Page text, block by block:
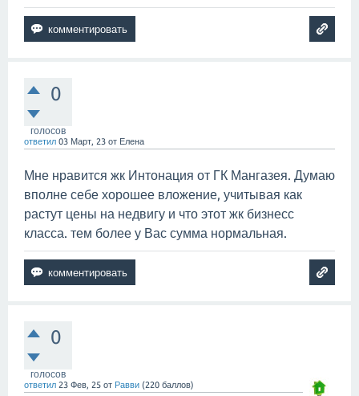
0
голосов
ответил 03 Март, 23 от Елена
Мне нравится жк Интонация от ГК Мангазея. Думаю
вполне себе хорошее вложение, учитывая как
растут цены на недвигу и что этот жк бизнесс
класса. тем более у Вас сумма нормальная.
0
голосов
ответил 23 Фев, 25 от Равви (220 баллов)